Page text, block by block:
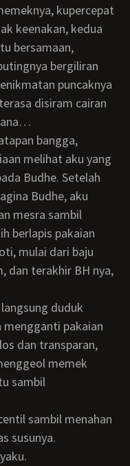
keenakan, kedua
bersamaan,
bergiliran
puncaknya
disiram cairan
melihat aku yang
Budhe. Setelah
Budhe, aku
mesra sambil
berlapis pakaian
mulai dari baju
dan terakhir BH nya,
mengganti pakaian
dan transparan,
memek
sambil
susunya.